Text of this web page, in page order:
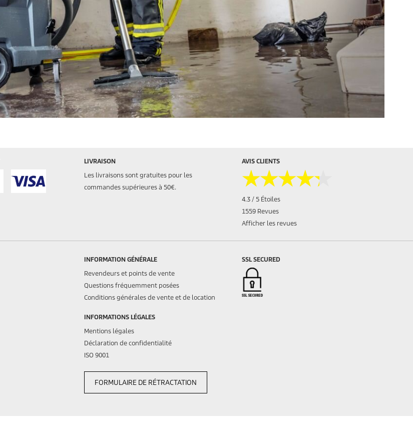
LIVRAISON
Les livraisons sont gratuites pour les
commandes supérieures à 50€.
AVIS CLIENTS
★★★★★
★★★★★
4.3 / 5 Étoiles
1559 Revues
Afficher les revues
INFORMATION GÉNÉRALE
Revendeurs et points de vente
Questions fréquemment posées
Conditions générales de vente et de location
INFORMATIONS LÉGALES
Mentions légales
Déclaration de confidentialité
ISO 9001
FORMULAIRE DE RÉTRACTATION
SSL SECURED